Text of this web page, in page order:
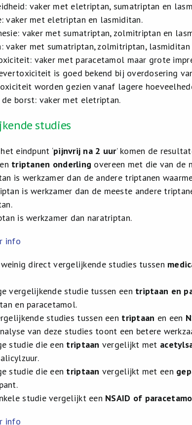
vaker met eletriptan, sumatriptan en
vaker met eletriptan en lasmiditan.
vaker met sumatriptan, zolmitriptan en
vaker met sumatriptan, zolmitriptan,
vaker met paracetamol maar grote
is goed bekend bij overdosering
worden gezien vanaf lagere
de borst: vaker met eletriptan.
studies
eindpunt ‘pijnvrij na 2 uur’ komen de
triptanen onderling overeen met die van de
is werkzamer dan de andere triptanen
is werkzamer dan de meeste andere
is werkzamer dan naratriptan.
info
direct vergelijkende studies tussen
vergelijkende studie tussen een triptaan en
en paracetamol.
studies tussen een triptaan en een
van deze studies toont een betere
studie die een triptaan vergelijkt met
studie die een triptaan vergelijkt met een
studie vergelijkt een NSAID of
info